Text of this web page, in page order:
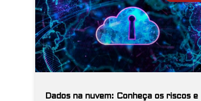
Dados na nuvem: Conheça os riscos e